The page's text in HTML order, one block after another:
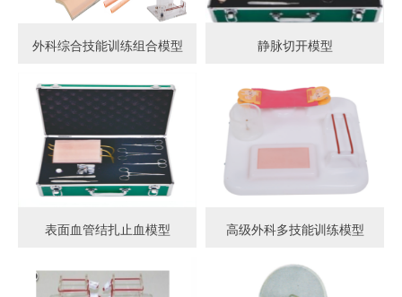
外科综合技能训练组合模型 静脉切开模型
表面血管结扎止血模型 高级外科多技能训练模型